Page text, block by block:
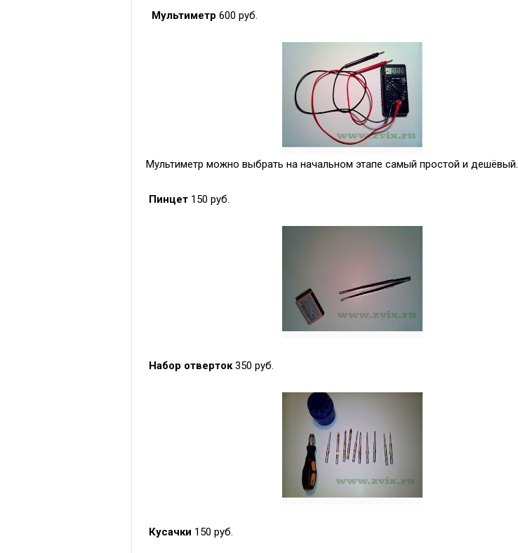
Мультиметр 600 руб.
Мультиметр можно выбрать на начальном этапе самый простой и дешёвый.
Пинцет 150 руб.
Набор отверток350 руб.
Кусачки 150 руб.